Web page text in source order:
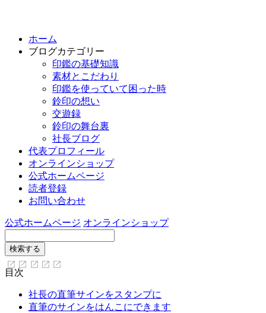
ホーム
ブログカテゴリー
印鑑の基礎知識
素材とこだわり
印鑑を使っていて困った時
鈴印の想い
交遊録
鈴印の舞台裏
社長ブログ
代表プロフィール
オンラインショップ
公式ホームページ
読者登録
お問い合わせ
公式ホームページ オンラインショップ
目次
社長の直筆サインをスタンプに
直筆のサインをはんこにできます